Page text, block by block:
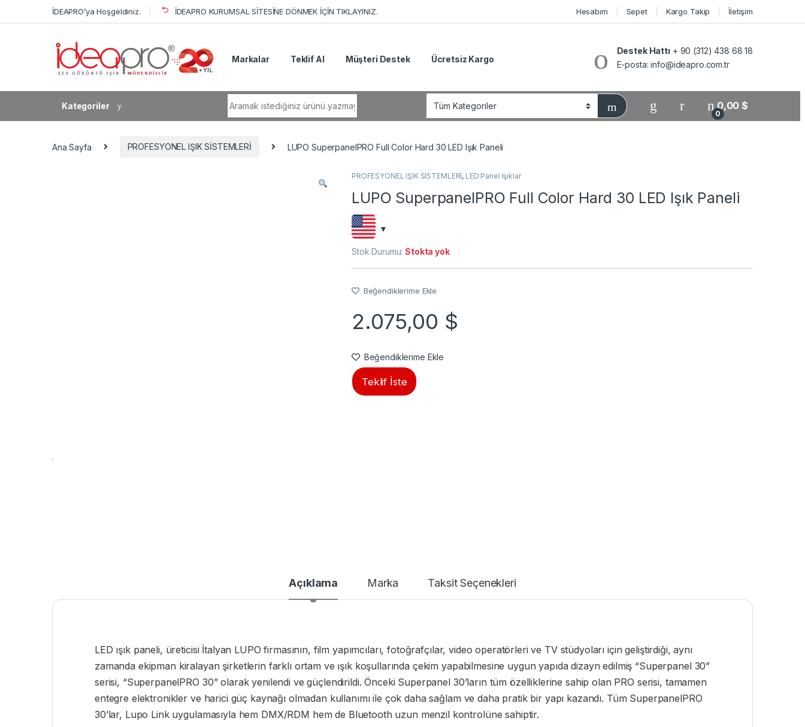
Skip to navigation
Skip to contentİDEAPRO’ya Hoşgeldiniz. İDEAPRO KURUMSAL SİTESİNE DÖNMEK İÇİN TIKLAYINIZ. Hesabım Sepet Kargo Takip İletişim
Markalar Teklif Al Müşteri Destek Ücretsiz Kargo
Destek Hattı + 90 (312) 438 68 18
E-posta:info@ideapro.com.tr
Kategoriler
0
0,00$
Ana Sayfa PROFESYONEL IŞIK SİSTEMLERİ LUPO SuperpanelPRO Full Color Hard 30 LED Işık Paneli
PROFESYONEL IŞIK SİSTEMLERİ, LED Panel Işıklar
LUPO SuperpanelPRO Full Color Hard 30 LED Işık Paneli
Stok Durumu:Stokta yok
Beğendiklerime Ekle
2.075,00 $
Beğendiklerime Ekle
Teklif İste
Açıklama Marka Taksit Seçenekleri
LED ışık paneli, üreticisi İtalyan LUPO firmasının, film yapımcıları, fotoğrafçılar, video operatörleri ve TV stüdyoları için geliştirdiği, aynı
zamanda ekipman kiralayan şirketlerin farklı ortam ve ışık koşullarında çekim yapabilmesine uygun yapıda dizayn edilmiş “Superpanel 30”
serisi, “SuperpanelPRO 30” olarak yenilendi ve güçlendirildi. Önceki Superpanel 30’ların tüm özelliklerine sahip olan PRO serisi, tamamen
entegre elektronikler ve harici güç kaynağı olmadan kullanımı ile çok daha sağlam ve daha pratik bir yapı kazandı. Tüm SuperpanelPRO
30’lar, Lupo Link uygulamasıyla hem DMX/RDM hem de Bluetooth uzun menzil kontrolüne sahiptir.